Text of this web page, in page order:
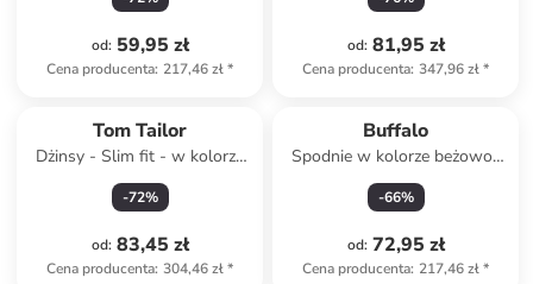
od: 59,95 zł
Cena producenta: 217,46 zł*
od: 81,95 zł
Cena producenta: 347,96 zł*
Tom Tailor
Dżinsy - Slim fit - w kolorze
niebieskim
-72%
od: 83,45 zł
Cena producenta: 304,46 zł*
Buffalo
Spodnie w kolorze beżowo-
pomarańczowym
-66%
od: 72,95 zł
Cena producenta: 217,46 zł*